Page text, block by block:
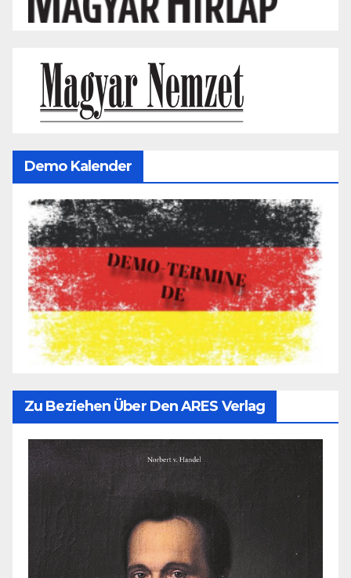
Demo Kalender
Zu Beziehen Über Den ARES Verlag